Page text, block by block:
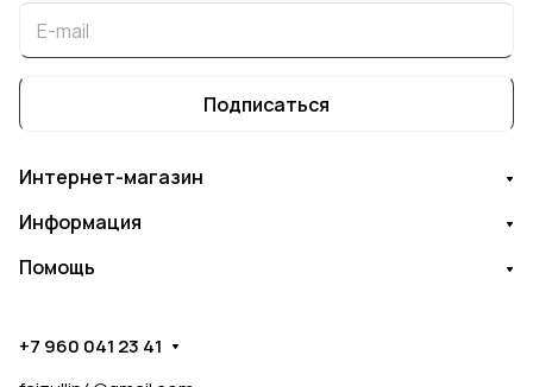
Подписаться
Интернет-магазин
Информация
Помощь
+7 960 041 23 41